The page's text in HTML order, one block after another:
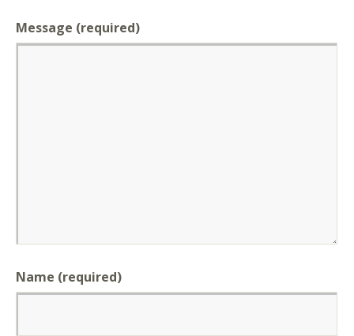
Message (required)
Name (required)